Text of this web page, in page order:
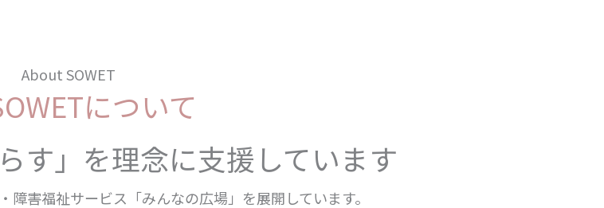
About SOWET
について
す」を理念に支援しています
害福祉サービス「みんなの広場」を展開しています。